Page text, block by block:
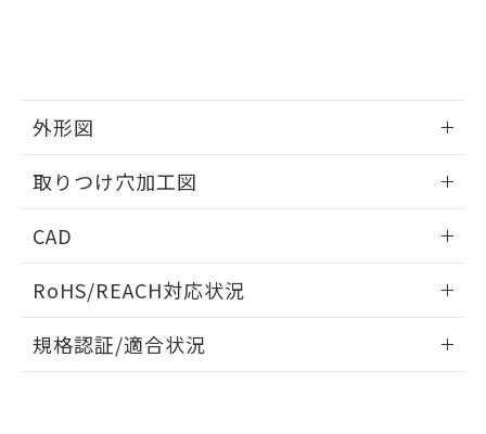
外形図
取りつけ穴加工図
CAD
ドすることができます。
ログイン/会員登録
RoHS/REACH対応状況
EU RoHS 注意事項・凡例
規格認証/適合状況
および当社の共同利用者が、当社の製
引・商談に必要な範囲で利用すること
をご了承ください。
※当社の共同利用者とは、
指します。
下記の非含有証明書をダウンロードするこ
とができます。
EU RoHS指令（10物質）の非含有証明書
51物質の非含有証明書（当社基準）
るもので、過去に遡って非含有を証明する
ものではありません。
また、RoHS指令のフタル酸エステル類４
荷製品に未対応品が混在することから備考
欄に対応日を記載しておりました。